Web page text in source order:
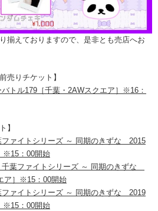
揃えておりますので、是非とも売店へお
売りチケット】
トル179［千葉・2AWスクエア］※16：
】
ファイトシリーズ ～ 同期のきずな 2015
※15：00開始
千葉ファイトシリーズ ～ 同期のきずな
ア］※15：00開始
ファイトシリーズ ～ 同期のきずな 2019
※15：00開始